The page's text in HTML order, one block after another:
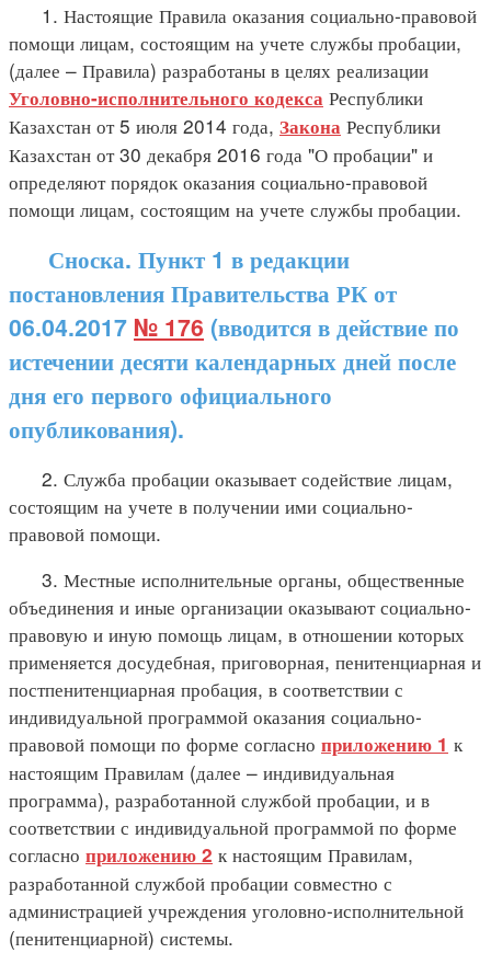
1. Настоящие Правила оказания социально-правовой
помощи лицам, состоящим на учете службы пробации,
(далее – Правила) разработаны в целях реализации
Уголовно-исполнительного кодекса Республики
Казахстан от 5 июля 2014 года, Закона Республики
Казахстан от 30 декабря 2016 года "О пробации" и
определяют порядок оказания социально-правовой
помощи лицам, состоящим на учете службы пробации.
Сноска. Пункт 1 в редакции
постановления Правительства РК от
06.04.2017 № 176 (вводится в действие по
истечении десяти календарных дней после
дня его первого официального
опубликования).
2. Служба пробации оказывает содействие лицам,
состоящим на учете в получении ими социально-
правовой помощи.
3. Местные исполнительные органы, общественные
объединения и иные организации оказывают социально-
правовую и иную помощь лицам, в отношении которых
применяется досудебная, приговорная, пенитенциарная и
постпенитенциарная пробация, в соответствии с
индивидуальной программой оказания социально-
правовой помощи по форме согласно приложению 1 к
настоящим Правилам (далее – индивидуальная
программа), разработанной службой пробации, и в
соответствии с индивидуальной программой по форме
согласно приложению 2 к настоящим Правилам,
разработанной службой пробации совместно с
администрацией учреждения уголовно-исполнительной
(пенитенциарной) системы.